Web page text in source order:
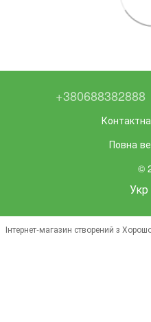
+380688382888
Повна
©
Укр
Інтернет-магазин створений з